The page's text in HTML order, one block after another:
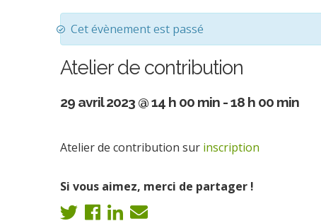
Cet évènement est passé
Atelier de contribution
29 avril 2023 @ 14 h 00 min -18 h 00 min
Atelier de contribution sur inscription
Si vous aimez, merci de partager !